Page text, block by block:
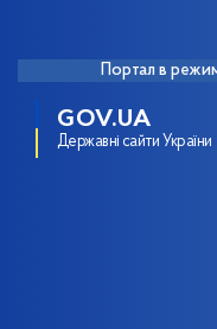
Портал в
GOV.UA
Державні сайти України